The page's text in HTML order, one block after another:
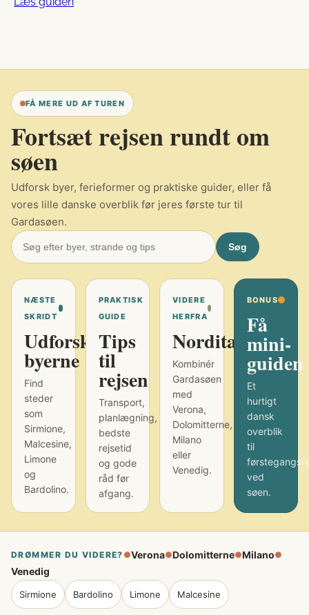
FÅ MERE UD AF TUREN
Fortsæt rejsen rundt om
søen
Udforsk byer, ferieformer og praktiske guider, eller få
vores lille danske overblik før jeres første tur til
Gardasøen.
Søg
NÆSTE
SKRIDT
Udforsk
byerne
Find
steder
som
Sirmione,
Malcesine,
Limone
og
Bardolino.
PRAKTISK
GUIDE
Tips
til
rejsen
Transport,
planlægning,
bedste
rejsetid
og gode
råd før
afgang.
VIDERE
HERFRA
Norditalien
Kombinér
Gardasøen
med
Verona,
Dolomitterne,
Milano
eller
Venedig.
BONUS
Få
mini-
guiden
Et
hurtigt
dansk
overblik
til
ved
søen.
DRØMMER DU VIDERE? ●Verona●Dolomitterne●Milano●
Venedig
Sirmione Bardolino Limone Malcesine